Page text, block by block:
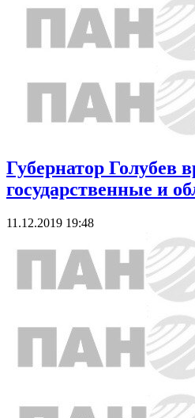
Губернатор Голубев
государственные и
11.12.2019 19:48